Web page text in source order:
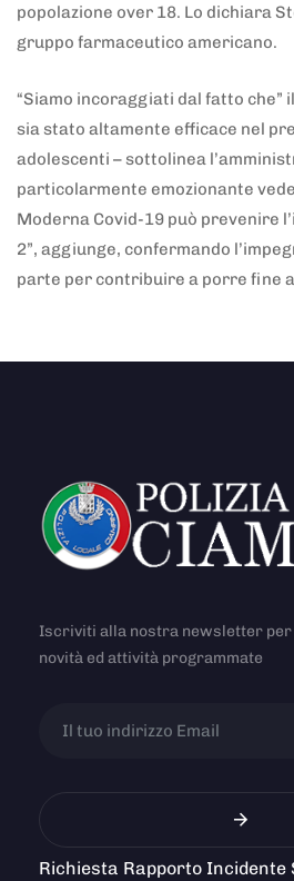
popolazione over 18. Lo dichiara
gruppo farmaceutico americano.
“Siamo incoraggiati dal fatto che”
sia stato altamente efficace nel
adolescenti – sottolinea
particolarmente emozionante
Moderna Covid-19 può prevenire
2”, aggiunge, confermando
parte per contribuire a porre fine
Iscriviti alla nostra newsletter
novità ed attività programmate
Richiesta Rapporto Incidente